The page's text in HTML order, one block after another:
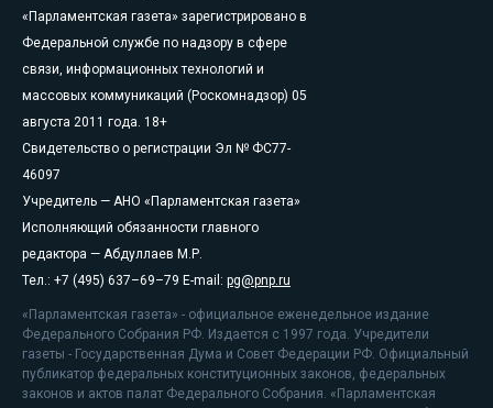
«Парламентская газета» зарегистрировано в
Федеральной службе по надзору в сфере
связи, информационных технологий и
массовых коммуникаций (Роскомнадзор) 05
августа 2011 года. 18+
Свидетельство о регистрации Эл № ФС77-
46097
Учредитель — АНО «Парламентская газета»
Исполняющий обязанности главного
редактора — Абдуллаев М.Р.
Тел.: +7 (495) 637–69–79 E-mail: pg@pnp.ru
«Парламентская газета» - официальное еженедельное издание
Федерального Собрания РФ. Издается с 1997 года. Учредители
газеты - Государственная Дума и Совет Федерации РФ. Официальный
публикатор федеральных конституционных законов, федеральных
законов и актов палат Федерального Собрания. «Парламентская